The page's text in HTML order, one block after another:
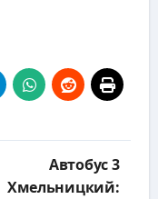
Автобус 3
Хмельницкий: